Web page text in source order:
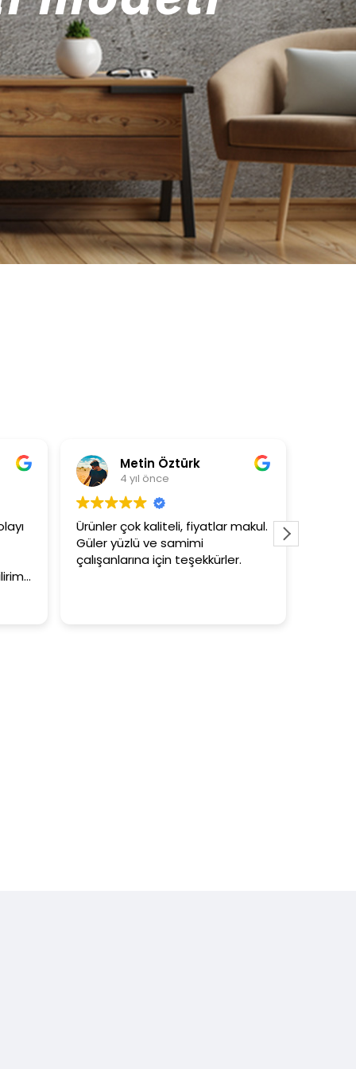
Metin Öztürk
4 yıl önce
Ürünler çok kaliteli, fiyatlar makul.
Güler yüzlü ve samimi
çalışanlarına için teşekkürler.